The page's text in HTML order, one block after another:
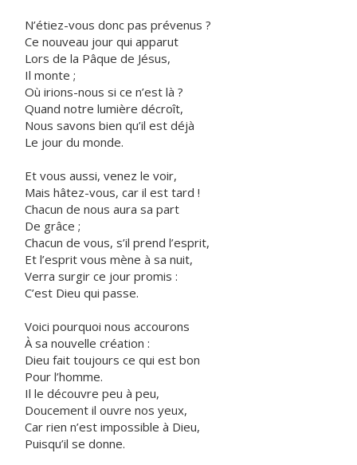
N’étiez-vous donc pas prévenus ?
Ce nouveau jour qui apparut
Lors de la Pâque de Jésus,
Il monte ;
Où irions-nous si ce n’est là ?
Quand notre lumière décroît,
Nous savons bien qu’il est déjà
Le jour du monde.
Et vous aussi, venez le voir,
Mais hâtez-vous, car il est tard !
Chacun de nous aura sa part
De grâce ;
Chacun de vous, s’il prend l’esprit,
Et l’esprit vous mène à sa nuit,
Verra surgir ce jour promis :
C’est Dieu qui passe.
Voici pourquoi nous accourons
À sa nouvelle création :
Dieu fait toujours ce qui est bon
Pour l’homme.
Il le découvre peu à peu,
Doucement il ouvre nos yeux,
Car rien n’est impossible à Dieu,
Puisqu’il se donne.